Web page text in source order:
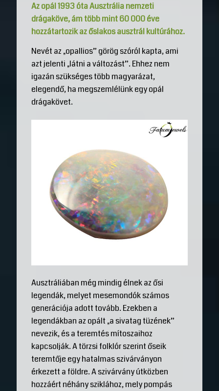
Az opál 1993 óta Ausztrália nemzeti
drágaköve, ám több mint 60 000 éve
hozzátartozik az őslakos ausztrál kultúrához.
Nevét az „opallios” görög szóról kapta, ami
azt jelenti „látni a változást”. Ehhez nem
igazán szükséges több magyarázat,
elegendő, ha megszemlélünk egy opál
drágakövet.
Ausztráliában még mindig élnek az ősi
legendák, melyet mesemondók számos
generációja adott tovább. Ezekben a
legendákban az opált „a sivatag tüzének”
nevezik, és a teremtés mítoszaihoz
kapcsolják. A törzsi folklór szerint őseik
teremtője egy hatalmas szivárványon
érkezett a földre. A szivárvány útközben
hozzáért néhány sziklához, mely pompás